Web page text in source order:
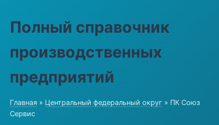
Полный справочник
производственных
предприятий
Главная » Центральный федеральный округ » ПК Союз
Сервис